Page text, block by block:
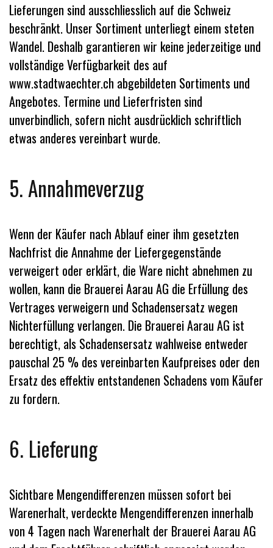
Lieferungen sind ausschliesslich auf die Schweiz
beschränkt. Unser Sortiment unterliegt einem steten
Wandel. Deshalb garantieren wir keine jederzeitige und
vollständige Verfügbarkeit des auf
www.stadtwaechter.ch abgebildeten Sortiments und
Angebotes. Termine und Lieferfristen sind
unverbindlich, sofern nicht ausdrücklich schriftlich
etwas anderes vereinbart wurde.
5. Annahmeverzug
Wenn der Käufer nach Ablauf einer ihm gesetzten
Nachfrist die Annahme der Liefergegenstände
verweigert oder erklärt, die Ware nicht abnehmen zu
wollen, kann die Brauerei Aarau AG die Erfüllung des
Vertrages verweigern und Schadensersatz wegen
Nichterfüllung verlangen. Die Brauerei Aarau AG ist
berechtigt, als Schadensersatz wahlweise entweder
pauschal 25 % des vereinbarten Kaufpreises oder den
Ersatz des effektiv entstandenen Schadens vom Käufer
zu fordern.
6. Lieferung
Sichtbare Mengendifferenzen müssen sofort bei
Warenerhalt, verdeckte Mengendifferenzen innerhalb
von 4 Tagen nach Warenerhalt der Brauerei Aarau AG